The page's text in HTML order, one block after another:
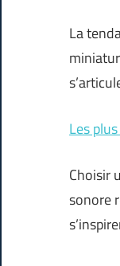
La
Les
Choisir
sonore